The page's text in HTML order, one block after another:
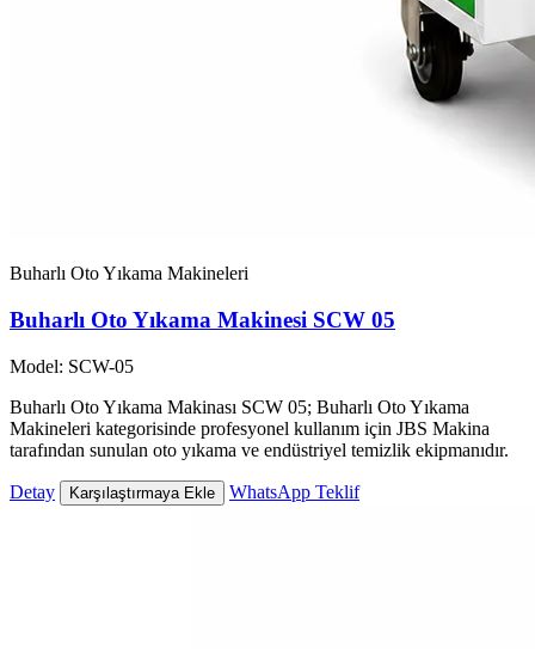
Buharlı Oto Yıkama Makineleri
Buharlı Oto Yıkama Makinesi SCW 05
Model: SCW-05
Buharlı Oto Yıkama Makinası SCW 05; Buharlı Oto Yıkama
Makineleri kategorisinde profesyonel kullanım için JBS Makina
tarafından sunulan oto yıkama ve endüstriyel temizlik ekipmanıdır.
Detay Karşılaştırmaya Ekle WhatsApp Teklif